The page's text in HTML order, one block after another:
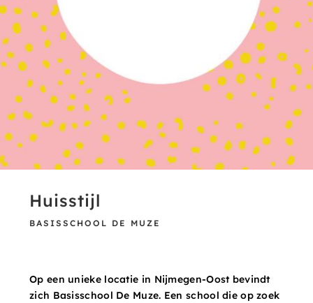
Huisstijl
BASISSCHOOL DE MUZE
Op een unieke locatie in Nijmegen-Oost bevindt
zich Basisschool De Muze. Een school die op zoek